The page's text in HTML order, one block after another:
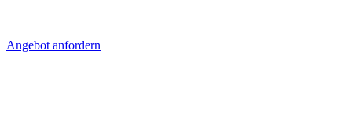
Angebot anfordern